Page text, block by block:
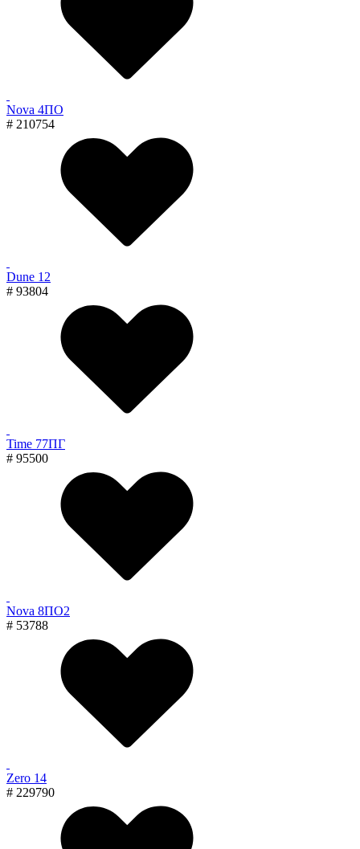
Nova 4ПО
# 210754
Dune 12
# 93804
Time 77ПГ
# 95500
Nova 8ПО2
# 53788
Zero 14
# 229790